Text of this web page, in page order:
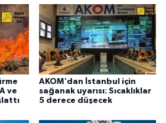
ve
AKOM'dan İstanbul için
sağanak uyarısı: Sıcaklıklar
5 derece düşecek